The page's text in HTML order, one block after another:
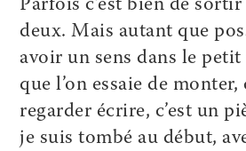
Parfois c’est bien de
deux. Mais autant que
avoir un sens dans le
que l’on essaie de monter,
regarder écrire, c’est un
je suis tombé au début,